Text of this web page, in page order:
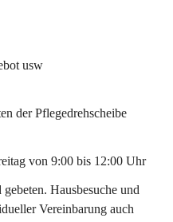
usw
der Pflegedrehscheibe
von 9:00 bis 12:00 Uhr
Hausbesuche und
Vereinbarung auch